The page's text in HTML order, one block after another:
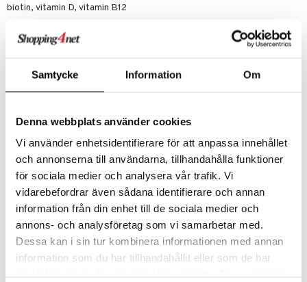
Samtycke Information Om
Denna webbplats använder cookies
Vi använder enhetsidentifierare för att anpassa innehållet
och annonserna till användarna, tillhandahålla funktioner
för sociala medier och analysera vår trafik. Vi
vidarebefordrar även sådana identifierare och annan
information från din enhet till de sociala medier och
annons- och analysföretag som vi samarbetar med.
Dessa kan i sin tur kombinera informationen med annan
information som du har tillhandahållit eller som de har
biotin, vitamin D, vitamin B12
Näringsinnehåll per 100 g
Protein
39 g
Kolhydrater
- varav mättat
1,9 g
- varav fleromättat
6,3 g
Salt
4,1 g
Potato & Leak:
Näringsinnehåll per 100 g
Energi
386 kcal / 1615 kJ
38 g
- varav sockerarter
11 g
Fett
12 g